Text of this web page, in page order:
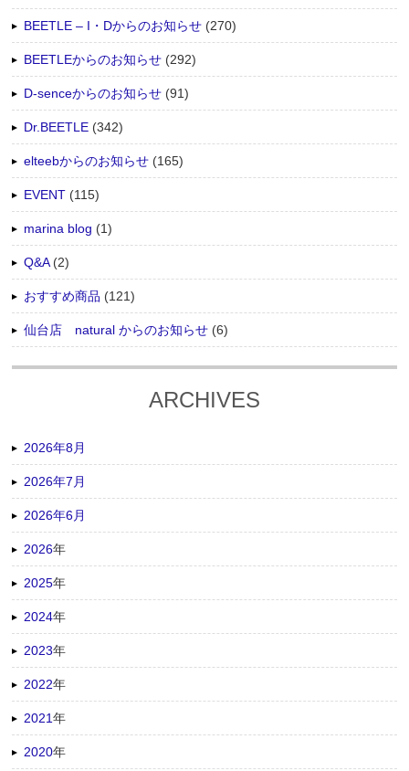
BEETLE – I・Dからのお知らせ (270)
BEETLEからのお知らせ (292)
D-senceからのお知らせ (91)
Dr.BEETLE (342)
elteebからのお知らせ (165)
EVENT (115)
marina blog (1)
Q&A(2)
おすすめ商品 (121)
仙台店 natural からのお知らせ (6)
ARCHIVES
2026年8月
2026年7月
2026年6月
2026年
2025年
2024年
2023年
2022年
2021年
2020年